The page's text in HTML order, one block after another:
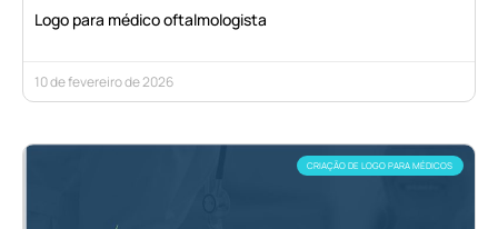
Logo para médico oftalmologista
10 de fevereiro de 2026
CRIAÇÃO DE LOGO PARA MÉDICOS